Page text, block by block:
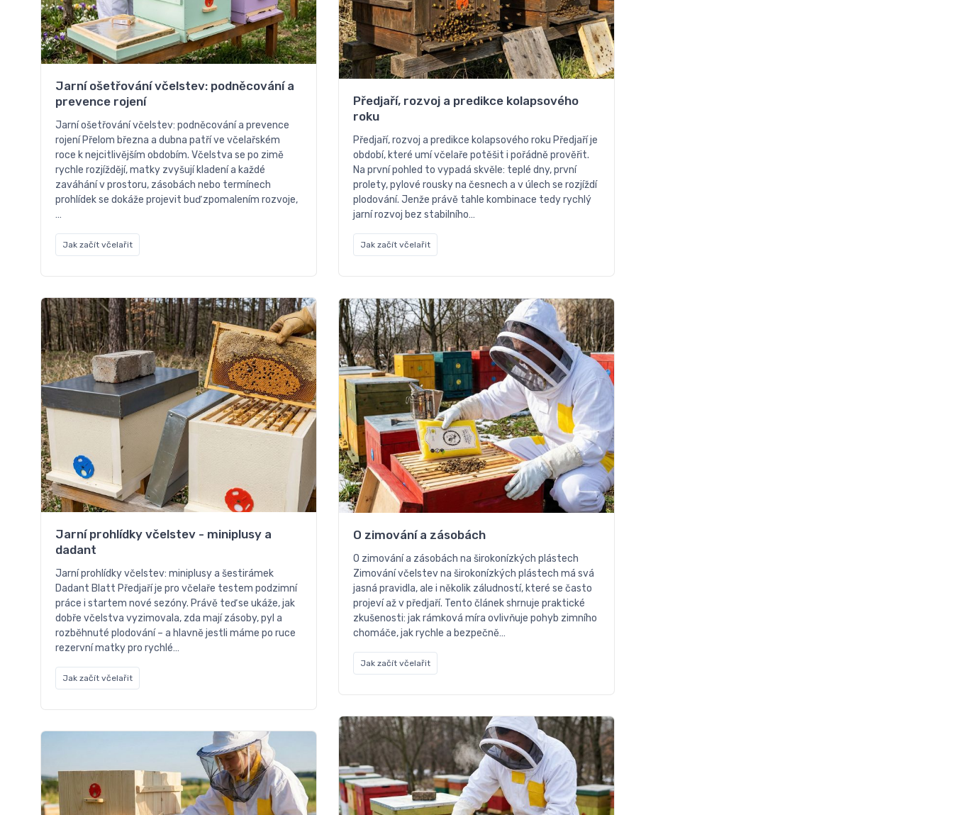
Jarní ošetřování včelstev: podněcování a
prevence rojení
Jarní ošetřování včelstev: podněcování a prevence
rojení Přelom března a dubna patří ve včelařském
roce k nejcitlivějším obdobím. Včelstva se po zimě
rychle rozjíždějí, matky zvyšují kladení a každé
zaváhání v prostoru, zásobách nebo termínech
prohlídek se dokáže projevit buď zpomalením rozvoje,
…
Jak začít včelařit
Předjaří, rozvoj a predikce kolapsového
roku
Předjaří, rozvoj a predikce kolapsového roku Předjaří je
období, které umí včelaře potěšit i pořádně prověřit.
Na první pohled to vypadá skvěle: teplé dny, první
prolety, pylové rousky na česnech a v úlech se rozjíždí
plodování. Jenže právě tahle kombinace tedy rychlý
jarní rozvoj bez stabilního…
Jak začít včelařit
Jarní prohlídky včelstev - miniplusy a
dadant
Jarní prohlídky včelstev: miniplusy a šestirámek
Dadant Blatt Předjaří je pro včelaře testem podzimní
práce i startem nové sezóny. Právě teď se ukáže, jak
dobře včelstva vyzimovala, zda mají zásoby, pyl a
rozběhnuté plodování – a hlavně jestli máme po ruce
rezervní matky pro rychlé…
Jak začít včelařit
O zimování a zásobách
O zimování a zásobách na širokonízkých plástech
Zimování včelstev na širokonízkých plástech má svá
jasná pravidla, ale i několik záludností, které se často
projeví až v předjaří. Tento článek shrnuje praktické
zkušenosti: jak rámková míra ovlivňuje pohyb zimního
chomáče, jak rychle a bezpečně…
Jak začít včelařit